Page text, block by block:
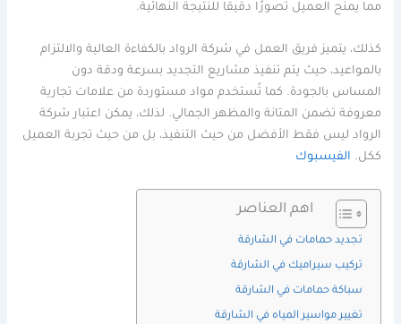
مما يمنح العميل تصورًا دقيقًا للنتيجة النهائية.
كذلك، يتميز فريق العمل في شركة الرواد بالكفاءة العالية والالتزام
بالمواعيد، حيث يتم تنفيذ مشاريع التجديد بسرعة ودقة دون
المساس بالجودة. كما تُستخدم مواد مستوردة من علامات تجارية
معروفة تضمن المتانة والمظهر الجمالي. لذلك، يمكن اعتبار شركة
الرواد ليس فقط الأفضل من حيث التنفيذ، بل من حيث تجربة العميل
ككل. الفيسبوك
اهم العناصر
تجديد حمامات في الشارقة
تركيب سيراميك في الشارقة
سباكة حمامات في الشارقة
تغيير مواسير المياه في الشارقة